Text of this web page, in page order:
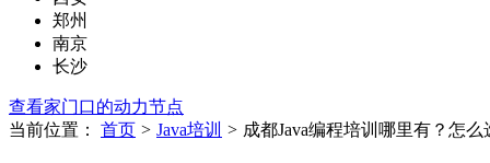
郑州
南京
长沙
查看家门口的动力节点
当前位置：
首页 > Java培训 > 成都Java编程培训哪里有？怎